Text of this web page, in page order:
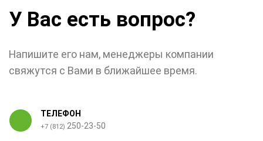
У Вас есть вопрос?
Напишите его нам, менеджеры компании
свяжутся с Вами в ближайшее время.
ТЕЛЕФОН
+7 (812) 250-23-50